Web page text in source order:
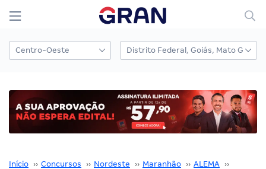
Início ›› Concursos ›› Nordeste ›› Maranhão ›› ALEMA ››